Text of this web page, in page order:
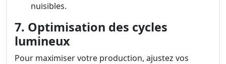
nuisibles.
7. Optimisation des cycles
lumineux
Pour maximiser votre production, ajustez vos